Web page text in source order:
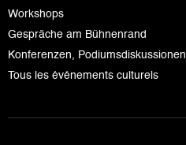
Workshops
Gespräche am Bühnenrand
Konferenzen, Podiumsdiskussionen
Tous les événements culturels